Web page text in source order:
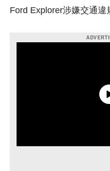
Ford Explorer涉嫌交通違